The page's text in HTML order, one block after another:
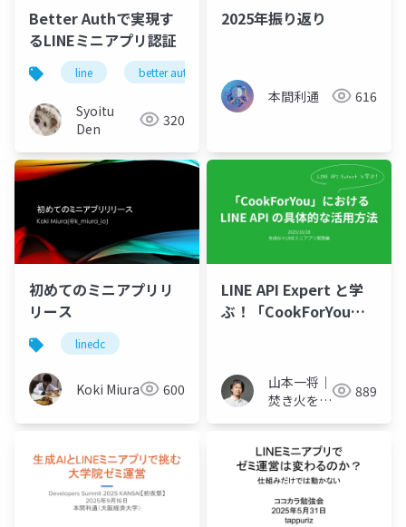
Better Authで実現す
るLINEミニアプリ認証
line better auth
Syoitu
Den
320
2025年振り返り
本間利通 616
初めてのミニアプリリ
リース
linedc
Koki Miura 600
LINE API Expert と学
ぶ！「CookForYou」
山本一将｜
焚き火を愛
889